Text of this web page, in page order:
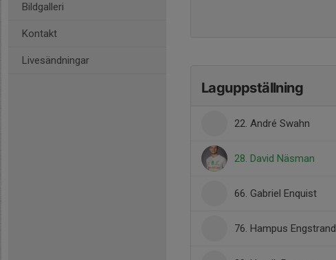
Bildgalleri
Kontakt
Livesändningar
Laguppställning
22. André Swahn
28. David Näsman
66. Gabriel Enquist
76. Hampus Engstrand